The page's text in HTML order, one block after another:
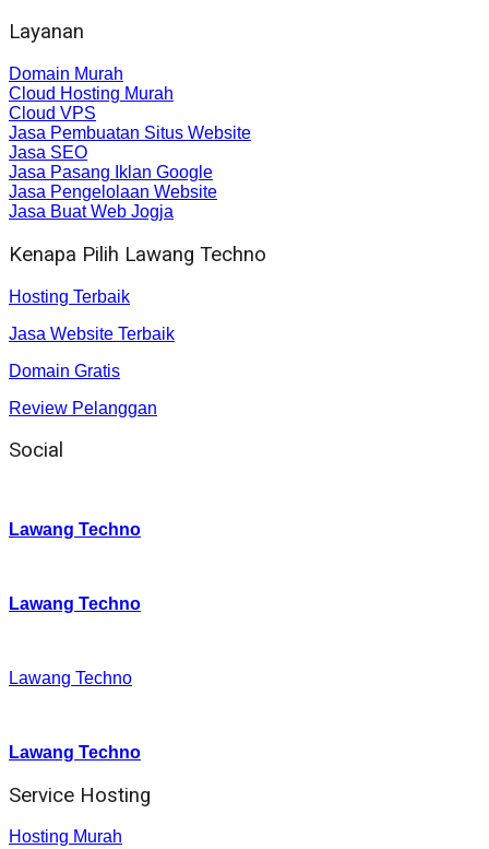
Layanan
Domain Murah
Cloud Hosting Murah
Cloud VPS
Jasa Pembuatan Situs Website
Jasa SEO
Jasa Pasang Iklan Google
Jasa Pengelolaan Website
Jasa Buat Web Jogja
Kenapa Pilih Lawang Techno
Hosting Terbaik
Jasa Website Terbaik
Domain Gratis
Review Pelanggan
Social
Lawang Techno
Lawang Techno
Lawang Techno
Lawang Techno
Service Hosting
Hosting Murah